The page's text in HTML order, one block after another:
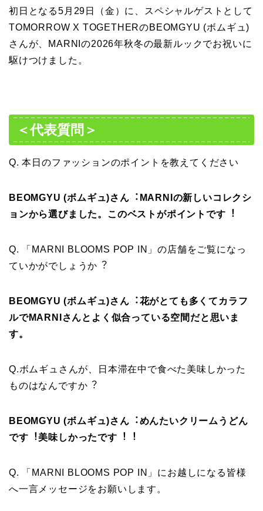
初⽇となる5⽉29⽇（⾦）に、スペシャルゲストとして
TOMORROW X TOGETHERのBEOMGYU (ボムギュ)
さんが、MARNIの2026年秋冬の最新ルックでお祝いに
駆けつけました。
＜代表質問＞
Q. 本⽇のファッションのポイントを教えてください
BEOMGYU (ボムギュ)さん ︓MARNI の新しいコレクシ
ョンから選びました。このベストがポイントです ︕
Q. 「MARNI BLOOMS POP IN」の店舗をご覧になっ
ていかがでしょうか︖
BEOMGYU (ボムギュ)さん ︓花がとても多くてカラフ
ルでMARNI
さんとよく似合っている空間だと思いま
す。
Q.ボムギュさんが、⽇本滞在中で⾷べた美味しかった
ものはなんですか︖
BEOMGYU (ボムギュ)さん ︓めんたいクリームうどん
です︕美味しかったです ︕︕
Q. 「MARNI BLOOMS POP IN」にお越しになる皆様
へ⼀⾔メッセージをお願いします。